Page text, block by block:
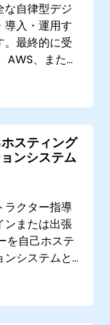
な自律型デジ
導入・運用す
。最終的に受
、また各
使用して実
とになりま
ケーション、
ィ対策、AI活
。
スティング
ンシステム
ラクター指導
ンまたは出張
を自己ホステ
ンシステムと
す。